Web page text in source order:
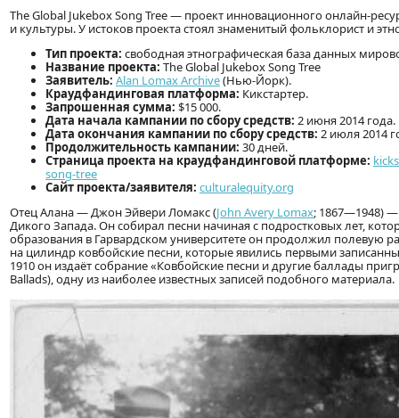
The Global Jukebox Song Tree — проект инновационного онлайн-
и культуры. У истоков проекта стоял знаменитый фольклорист и
Тип проекта: свободная этнографическая база данных
Название проекта: The Global Jukebox Song Tree
Заявитель: Alan Lomax Archive(Нью-Йорк).
Краудфандинговая платформа: Кикстартер.
Запрошенная сумма: $15 000.
Дата начала кампании по сбору средств: 2 июня 2014 года.
Дата окончания кампании по сбору средств: 2 июля 2014
Продолжительность кампании: 30 дней.
Страница проекта на краудфандинговой платформе:
song-tree
Сайт проекта/заявителя: culturalequity.org
Отец Алана — Джон Эйвери Ломакс (John Avery Lomax; 1867—1948) —
Дикого Запада. Он собирал песни начиная с подростковых лет,
образования в Гарвардском университете он продолжил полевую
на цилиндр ковбойские песни, которые явились первыми
1910 он издаёт собрание «Ковбойские песни и другие баллады
Ballads), одну из наиболее известных записей подобного материала.